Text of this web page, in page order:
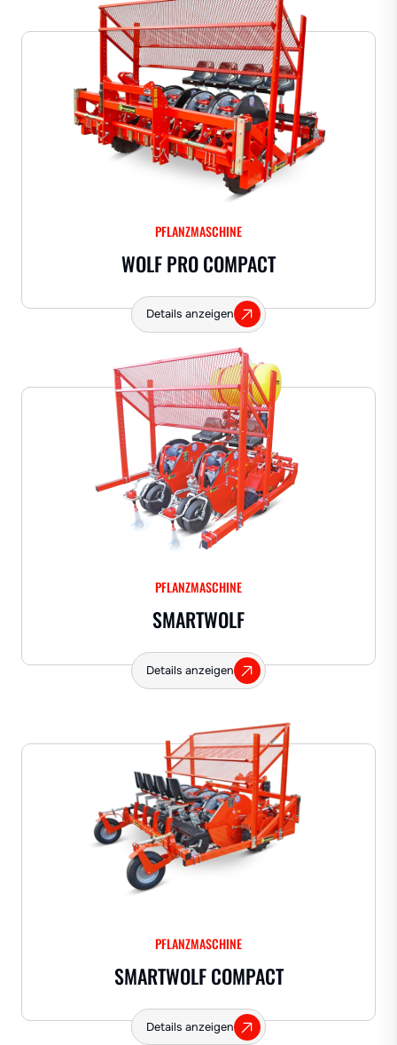
PFLANZMASCHINE
WOLF PRO COMPACT
Details anzeigen
PFLANZMASCHINE
SMARTWOLF
Details anzeigen
PFLANZMASCHINE
SMARTWOLF COMPACT
Details anzeigen